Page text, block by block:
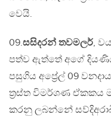
වෙයි.
09.සසිදරන් තවමලර්,
පත්ව ඇත්තේ අගේ
පසුගිය අප්‍රේල් 09
ත්‍රස්ත විමර්ශණ ඒකකය
කරනු ලබන්නේ